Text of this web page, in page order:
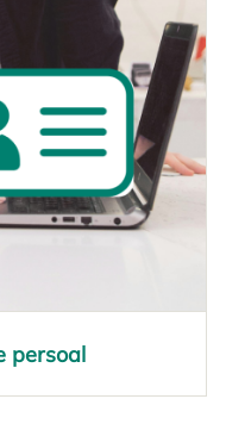
persoal